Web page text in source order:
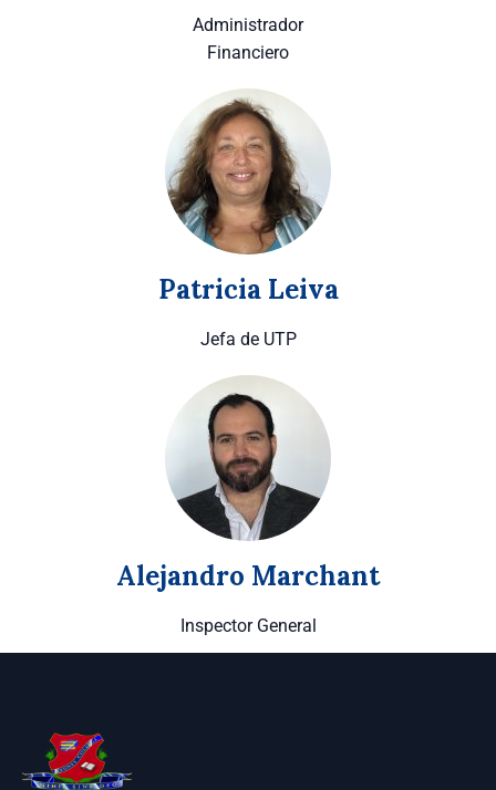
Administrador
Financiero
Patricia Leiva
Jefa de UTP
Alejandro Marchant
Inspector General